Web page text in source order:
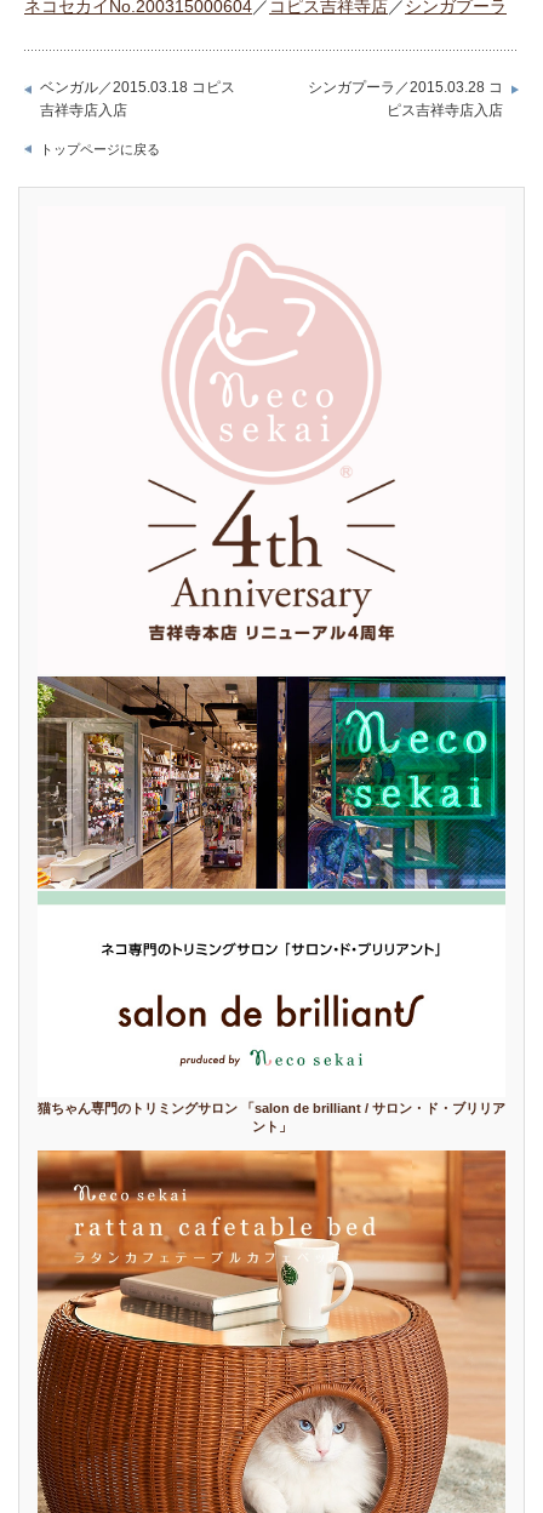
ネコセカイNo.200315000604／ コピス吉祥寺店／シンガプーラ
ベンガル／2015.03.18 コピス
吉祥寺店入店
シンガプーラ／2015.03.28 コ
ピス吉祥寺店入店
トップページに戻る
猫ちゃん専門のトリミングサロン 「salon de brilliant / サロン・ド・ブリリア
ント」